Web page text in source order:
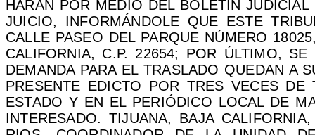
HARÁN POR MEDIO DEL BOLETÍN
JUICIO, INFORMÁNDOLE QUE ESTE
CALLE PASEO DEL PARQUE NÚMERO
CALIFORNIA, C.P. 22654; POR ÚLTIMO,
DEMANDA PARA EL TRASLADO QUEDAN A
PRESENTE EDICTO POR TRES VECES
ESTADO Y EN EL PERIÓDICO LOCAL DE
INTERESADO. TIJUANA, BAJA